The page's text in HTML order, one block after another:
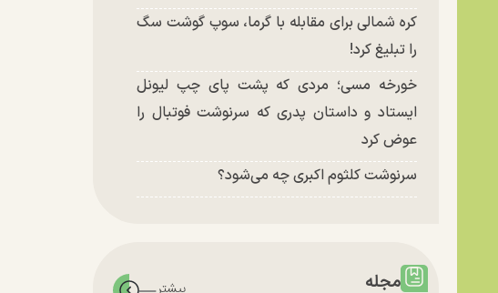
کره شمالی برای مقابله با گرما، سوپ گوشت سگ
را تبلیغ کرد!
خورخه مسی؛ مردی که پشت پای چپ لیونل
ایستاد و داستان پدری که سرنوشت فوتبال را
عوض کرد
سرنوشت کلثوم اکبری چه می‌شود؟
مجله